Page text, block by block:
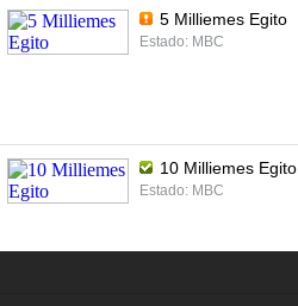
5 Milliemes Egito
Estado: MBC
10 Milliemes Egito
Estado: MBC